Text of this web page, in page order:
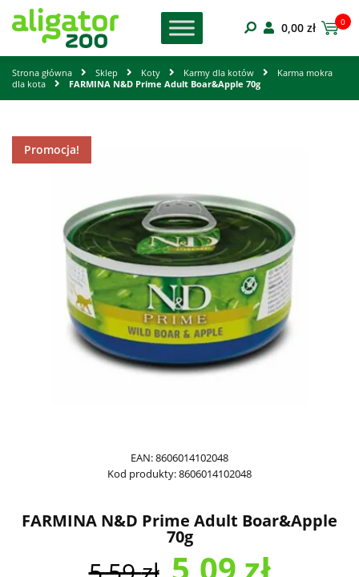
0,00 zł 0
Strona główna Sklep Koty Karmy dla kotów
Karma mokra
dla kota
FARMINA N&D Prime Adult Boar&Apple 70g
Promocja!
EAN:8606014102048
Kod produkty:8606014102048
FARMINA N&D Prime Adult Boar&Apple
70g